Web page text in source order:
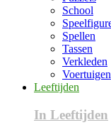
School
Spellen
Tassen
Verkleden
Voertuigen
Leeftijden
In Leeftijden